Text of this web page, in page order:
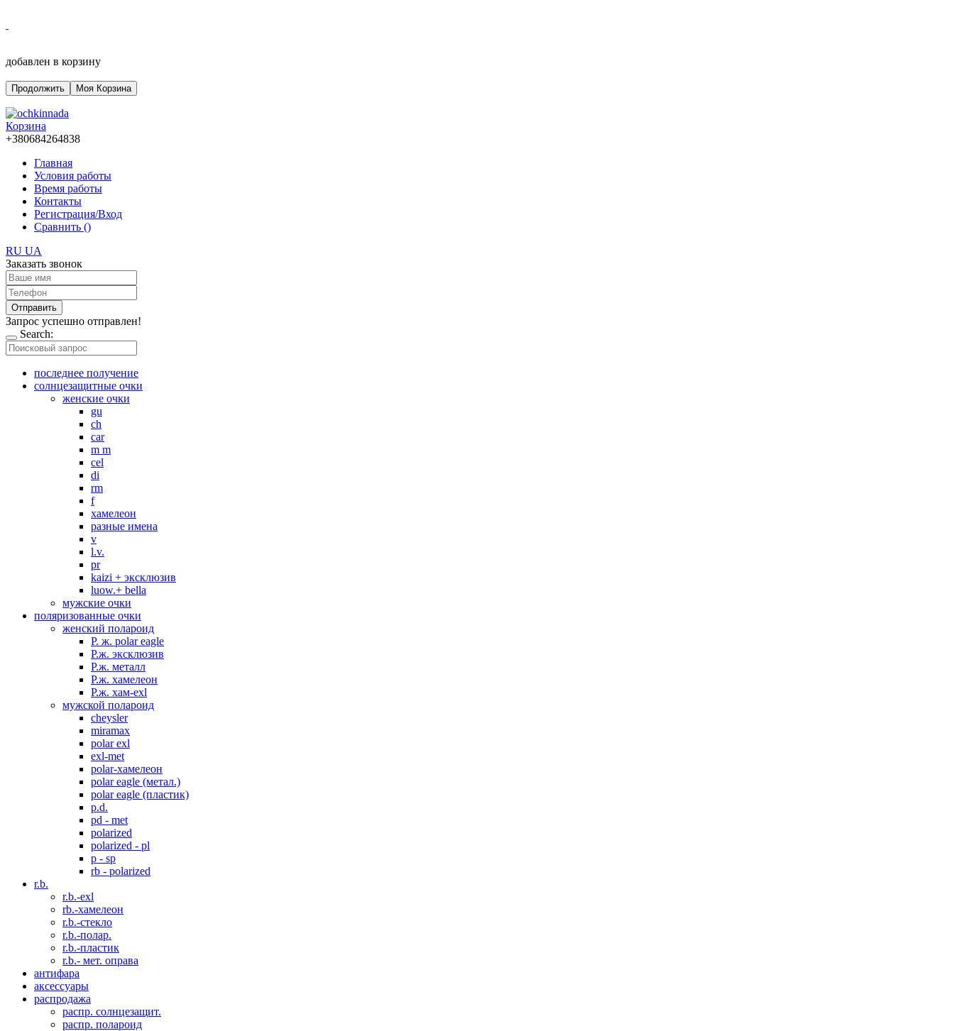
добавлен в корзину
Продолжить Моя Корзина
Корзина
+380684264838
Главная
Условия работы
Время работы
Контакты
Регистрация/Вход
Сравнить ()
RU UA
Заказать звонок
Отправить
Запрос успешно отправлен!
Search:
последнее получение
солнцезащитные очки
женские очки
gu
ch
car
m m
cel
di
rm
f
хамелеон
разные имена
v
l.v.
pr
kaizi + эксклюзив
luow.+ bella
мужские очки
поляризованные очки
женский полароид
P. ж. polar eagle
P.ж. эксклюзив
Р.ж. металл
P.ж. хамелеон
Р.ж. хам-exl
мужской полароид
cheysler
miramax
polar exl
exl-met
polar-хамелеон
polar eagle (метал.)
polar eagle (пластик)
p.d.
pd - met
polarized
polarized - pl
p - sp
rb - polarized
r.b.
r.b.-exl
rb.-хамелеон
r.b.-стекло
r.b.-полар.
r.b.-пластик
r.b.- мет. оправа
антифара
аксессуары
распродажа
распр. солнцезащит.
распр. полароид